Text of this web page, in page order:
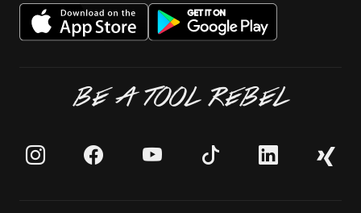
BE A TOOL REBEL